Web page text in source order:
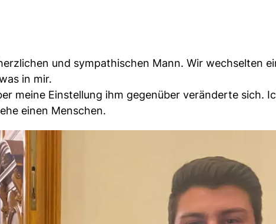
und sympathischen Mann. Wir wechselten
in mir.
meine Einstellung ihm gegenüber veränderte sich.
einen Menschen.